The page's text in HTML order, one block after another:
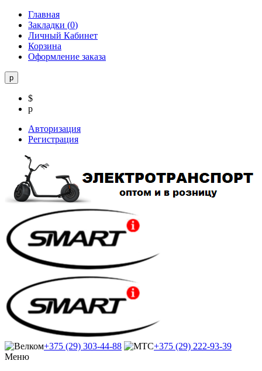
Главная
Закладки (0)
Личный Кабинет
Корзина
Оформление заказа
р
$
р
Авторизация
Регистрация
+375 (29) 303-44-88
+375 (29) 222-93-39
Меню